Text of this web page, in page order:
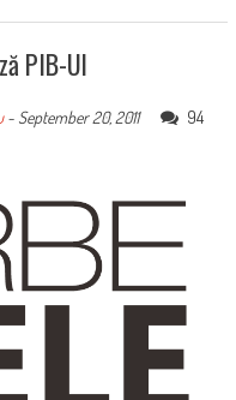
PIB-Ul
- September 20, 2011
94